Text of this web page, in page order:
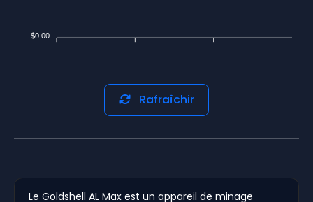
$0.00
Rafraîchir
Le Goldshell AL Max est un appareil de minage